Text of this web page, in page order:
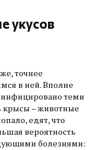
укусов
точнее
в ней. Вполне
инфицировано теми
– животные
едят, что
вероятность
болезнями: